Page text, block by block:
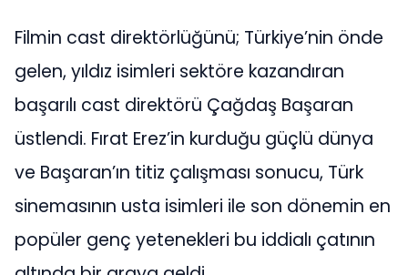
Filmin cast direktörlüğünü; Türkiye’nin önde
gelen, yıldız isimleri sektöre kazandıran
başarılı cast direktörü Çağdaş Başaran
üstlendi. Fırat Erez’in kurduğu güçlü dünya
ve Başaran’ın titiz çalışması sonucu, Türk
sinemasının usta isimleri ile son dönemin en
popüler genç yetenekleri bu iddialı çatının